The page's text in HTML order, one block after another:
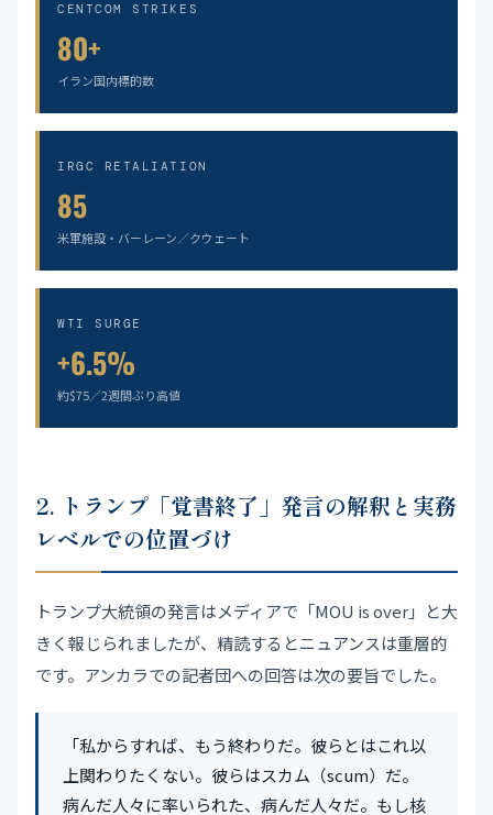
CENTCOM STRIKES
80+
イラン国内標的数
IRGC RETALIATION
85
米軍施設・バーレーン／クウェート
WTI SURGE
+6.5%
約$75／2週間ぶり高値
2. トランプ「覚書終了」発言の解釈と実務
レベルでの位置づけ
トランプ大統領の発言はメディアで「MOU is over」と大
きく報じられましたが、精読するとニュアンスは重層的
です。アンカラでの記者団への回答は次の要旨でした。
「私からすれば、もう終わりだ。彼らとはこれ以
上関わりたくない。彼らはスカム（scum）だ。
病んだ人々に率いられた、病んだ人々だ。もし核